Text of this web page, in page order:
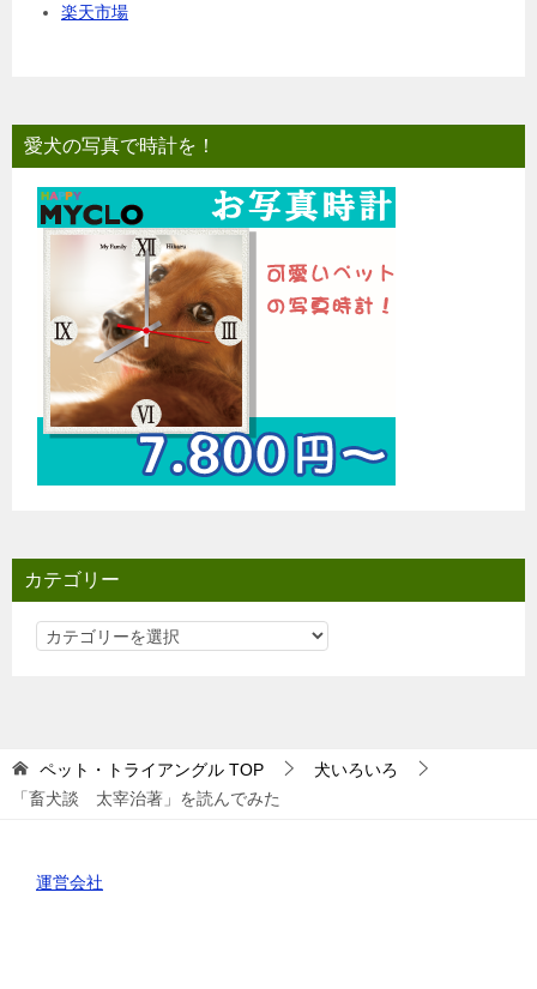
楽天市場
愛犬の写真で時計を！
カテゴリー
カ
ペット・トライアングル TOP
犬いろいろ
「畜犬談 太宰治著」を読んでみた
運営会社